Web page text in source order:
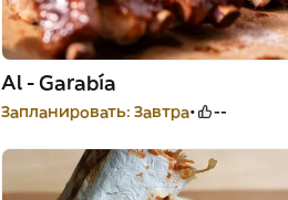
Al - Garabía
Запланировать: Завтра --